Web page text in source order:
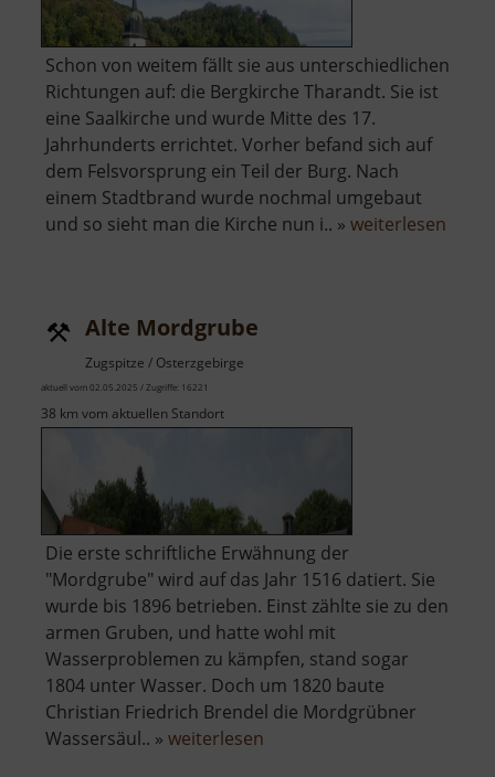
Schon von weitem fällt sie aus unterschiedlichen
Richtungen auf: die Bergkirche Tharandt. Sie ist
eine Saalkirche und wurde Mitte des 17.
Jahrhunderts errichtet. Vorher befand sich auf
dem Felsvorsprung ein Teil der Burg. Nach
einem Stadtbrand wurde nochmal umgebaut
und so sieht man die Kirche nun i.. » weiterlesen
Alte Mordgrube
Zugspitze / Osterzgebirge
aktuell vom 02.05.2025 / Zugriffe: 16221
38 km vom aktuellen Standort
Die erste schriftliche Erwähnung der
"Mordgrube" wird auf das Jahr 1516 datiert. Sie
wurde bis 1896 betrieben. Einst zählte sie zu den
armen Gruben, und hatte wohl mit
Wasserproblemen zu kämpfen, stand sogar
1804 unter Wasser. Doch um 1820 baute
Christian Friedrich Brendel die Mordgrübner
Wassersäul.. » weiterlesen